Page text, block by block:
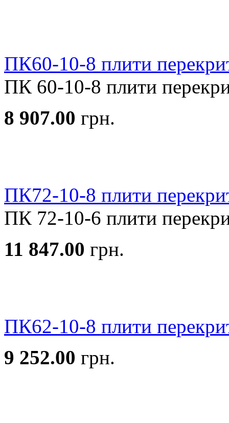
ПК60-10-8 плити
ПК 60-10-8 плити
8 907.00 грн.
ПК72-10-8 плити
ПК 72-10-6 плити
11 847.00 грн.
ПК62-10-8 плити
9 252.00 грн.